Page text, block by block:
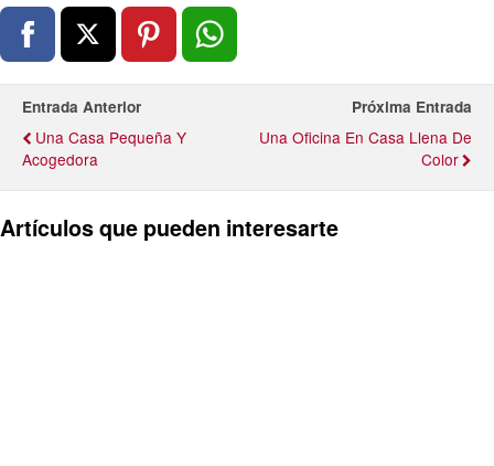
Entrada Anterior
Una Casa Pequeña Y
Acogedora
Próxima Entrada
Una Oficina En Casa Llena De
Color
Artículos que pueden interesarte